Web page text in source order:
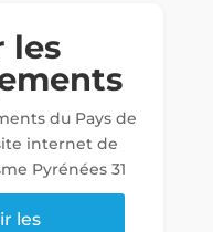
les
du Pays de
internet de
Pyrénées 31
les